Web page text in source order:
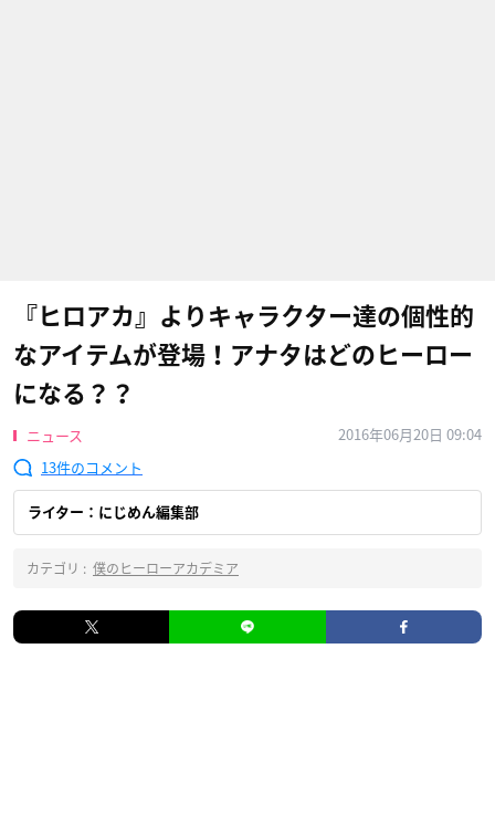
『ヒロアカ』よりキャラクター達の個性的
なアイテムが登場！アナタはどのヒーロー
になる？？
ニュース
2016年06月20日 09:04
13
ライター：にじめん編集部
カテゴリ : 僕のヒーローアカデミア